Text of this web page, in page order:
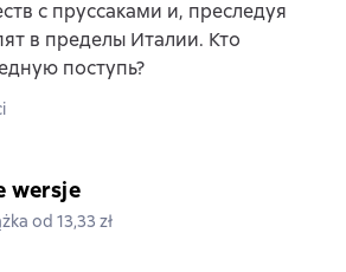
с пруссаками и, преследуя
в пределы Италии. Кто
поступь?
wersje
od 13,33 zł